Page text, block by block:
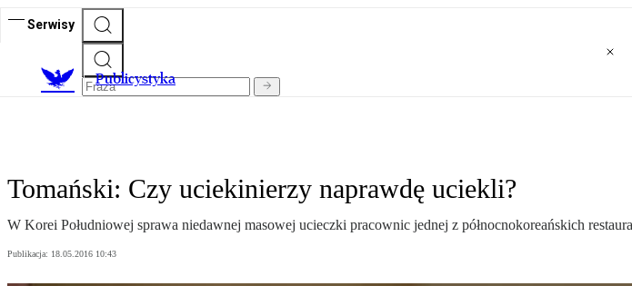
Serwisy
Publicystyka
Tomański: Czy uciekinierzy naprawdę uciekli?
W Korei Południowej sprawa niedawnej masowej ucieczki pracownic jednej z północnokoreańskich
Publikacja: 18.05.2016 10:43